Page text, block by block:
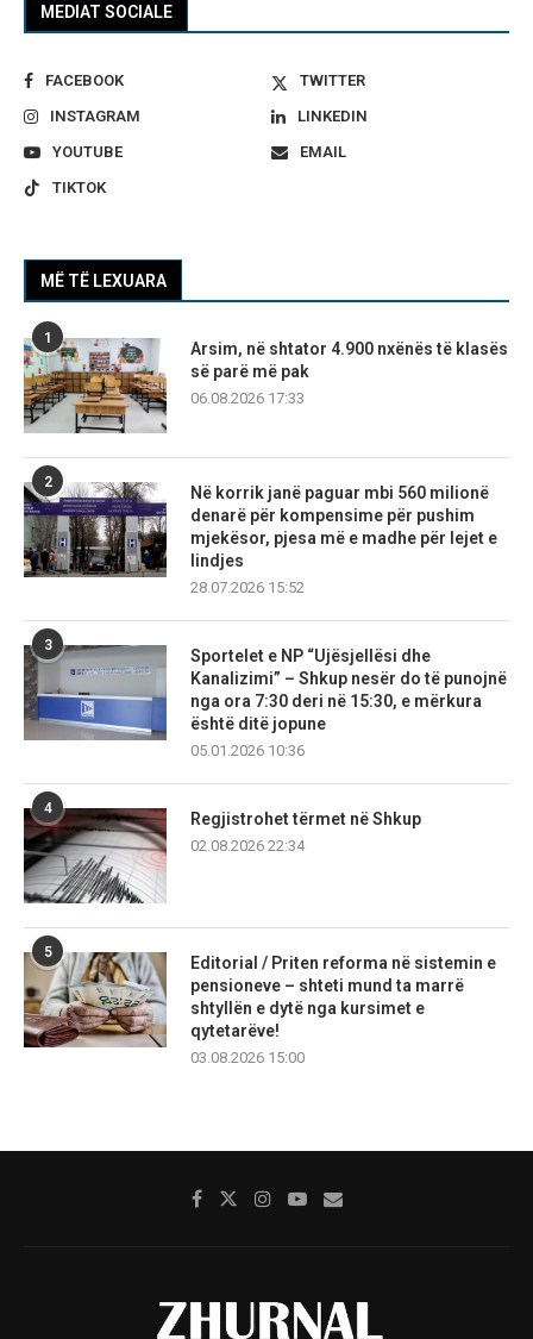
MEDIAT SOCIALE
FACEBOOK
TWITTER
INSTAGRAM
LINKEDIN
YOUTUBE
EMAIL
TIKTOK
MË TË LEXUARA
1
Arsim, në shtator 4.900 nxënës të klasës
së parë më pak
06.08.2026 17:33
2
Në korrik janë paguar mbi 560 milionë
denarë për kompensime për pushim
mjekësor, pjesa më e madhe për lejet e
lindjes
28.07.2026 15:52
3
Sportelet e NP “Ujësjellësi dhe
Kanalizimi” – Shkup nesër do të punojnë
nga ora 7:30 deri në 15:30, e mërkura
është ditë jopune
05.01.2026 10:36
4
Regjistrohet tërmet në Shkup
02.08.2026 22:34
5
Editorial / Priten reforma në sistemin e
pensioneve – shteti mund ta marrë
shtyllën e dytë nga kursimet e
qytetarëve!
03.08.2026 15:00